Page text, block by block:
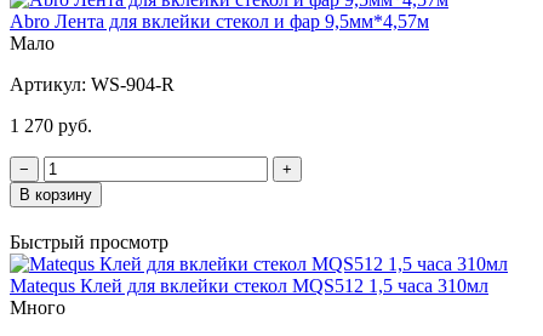
Abro Лента для вклейки стекол и фар 9,5мм*4,57м
Мало
Артикул: WS-904-R
1 270 руб.
−
+
В корзину
Быстрый просмотр
Matequs Клей для вклейки стекол MQS512 1,5 часа 310мл
Много